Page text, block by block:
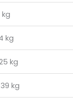
kg
kg
kg
kg